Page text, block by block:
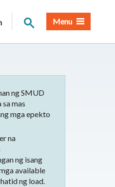
Paghahanap sa Site
Menu
ng SMUD
mas
mga epekto
na
ng isang
available
ng load.